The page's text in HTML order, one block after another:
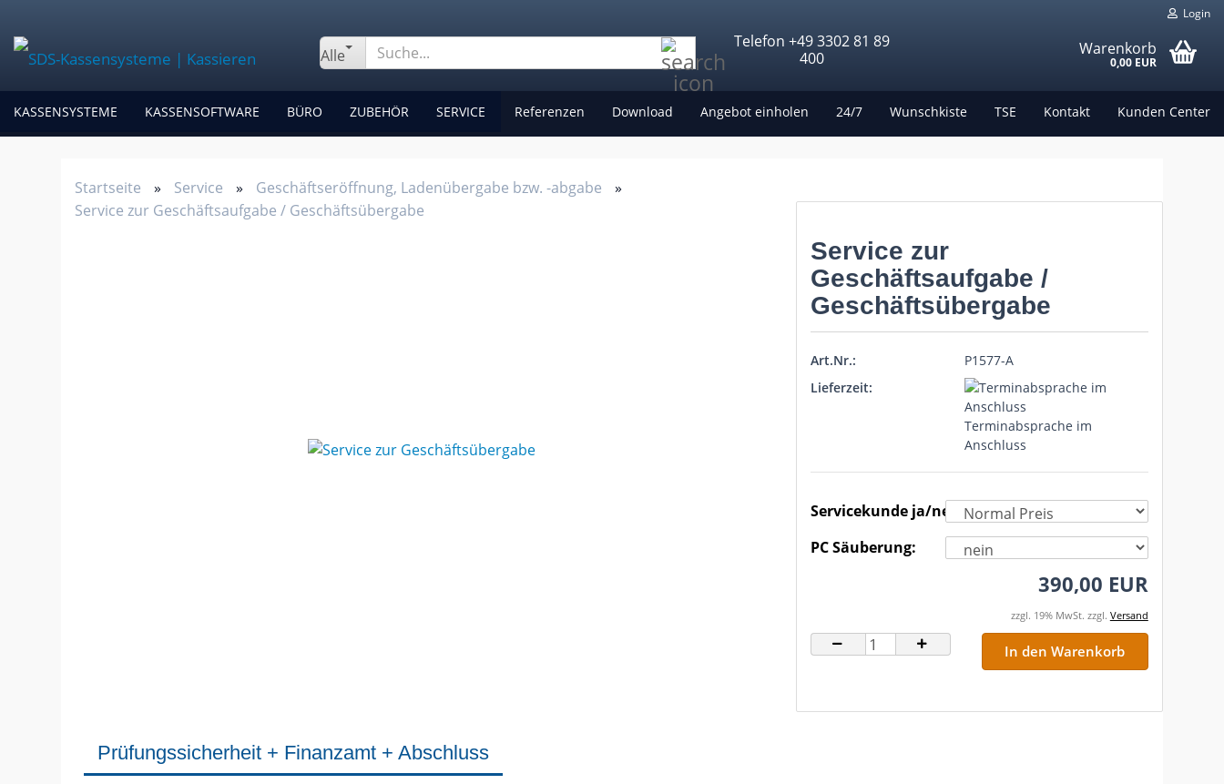
Login
Alle Suche...Telefon +49 3302 81 89
400
Warenkorb
0,00 EUR
KASSENSYSTEME KASSENSOFTWARE BÜRO ZUBEHÖR SERVICE Referenzen Download Angebot einholen 24/7 Wunschkiste TSE Kontakt Kunden Center
Startseite » Service » Geschäftseröffnung, Ladenübergabe bzw. -abgabe
»
Service zur Geschäftsaufgabe / Geschäftsübergabe
Service zur
Geschäftsaufgabe /
Geschäftsübergabe
Art.Nr.:
P1577-A
Lieferzeit:
Terminabsprache im
Anschluss
Servicekunde ja/nein:
PC Säuberung:
390,00 EUR
zzgl. 19% MwSt. zzgl. Versand
Prüfungssicherheit + Finanzamt + Abschluss